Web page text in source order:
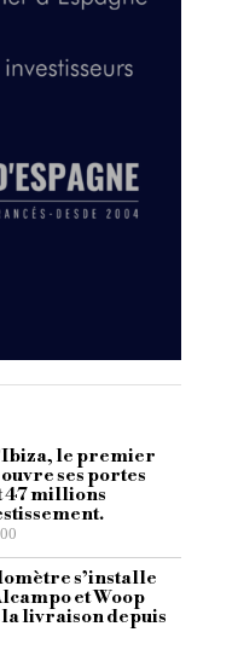
le premier
ses portes
47 millions
s’installe
et Woop
livraison depuis